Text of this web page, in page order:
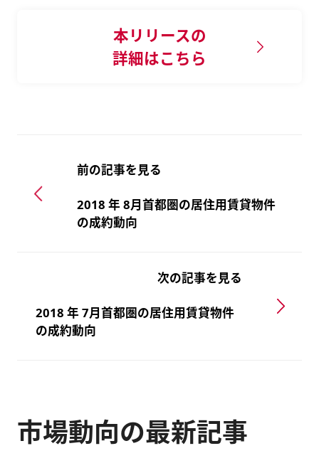
本リリースの
詳細はこちら
前の記事を見る
2018 年 8月首都圏の居住用賃貸物件
の成約動向
次の記事を見る
2018 年 7月首都圏の居住用賃貸物件
の成約動向
市場動向の最新記事